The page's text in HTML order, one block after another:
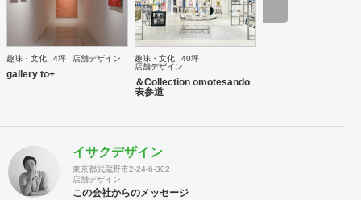
貫して手掛けることもできます。
趣味・文化 4坪 店舗デザイン
gallery to+
趣味・文化
40坪
店舗デザイン
＆Collection omotesando
表参道
イサクデザイン
東京都武蔵野市2-24-6-302
店舗デザイン
この会社からのメッセージ